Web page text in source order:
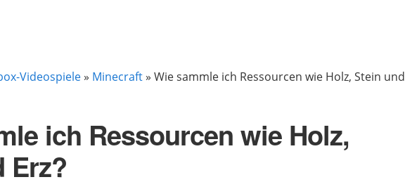
Videospiele» Minecraft» Wie sammle ich Ressourcen wie Holz, Stein und
ich Ressourcen wie Holz,
Erz?